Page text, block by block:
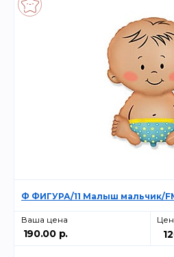
Ф ФИГУРА/11 Малыш мальчик/
Ваша цена
190.00 р.